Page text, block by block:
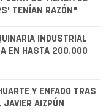
TENÍAN RAZÓN"
INDUSTRIAL
EN HASTA 200.000
Y ENFADO TRAS
JAVIER AIZPÚN